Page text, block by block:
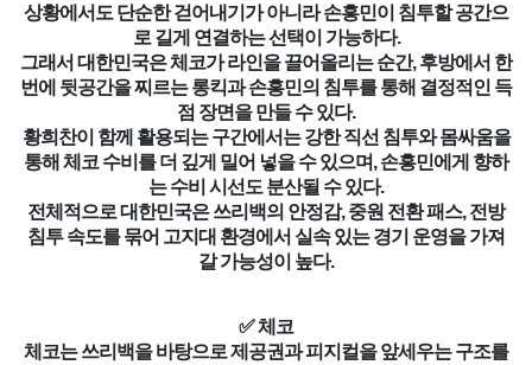
상황에서도 단순한 걷어내기가 아니라 손흥민이 침투할 공간으
로 길게 연결하는 선택이 가능하다.
그래서 대한민국은 체코가 라인을 끌어올리는 순간, 후방에서 한
번에 뒷공간을 찌르는 롱킥과 손흥민의 침투를 통해 결정적인 득
점 장면을 만들 수 있다.
황희찬이 함께 활용되는 구간에서는 강한 직선 침투와 몸싸움을
통해 체코 수비를 더 깊게 밀어 넣을 수 있으며, 손흥민에게 향하
는 수비 시선도 분산될 수 있다.
전체적으로 대한민국은 쓰리백의 안정감, 중원 전환 패스, 전방
침투 속도를 묶어 고지대 환경에서 실속 있는 경기 운영을 가져
갈 가능성이 높다.
✅ 체코
체코는 쓰리백을 바탕으로 제공권과 피지컬을 앞세우는 구조를